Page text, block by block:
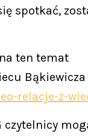
spotkać,
ten temat
relacje-z-
czytelnicy